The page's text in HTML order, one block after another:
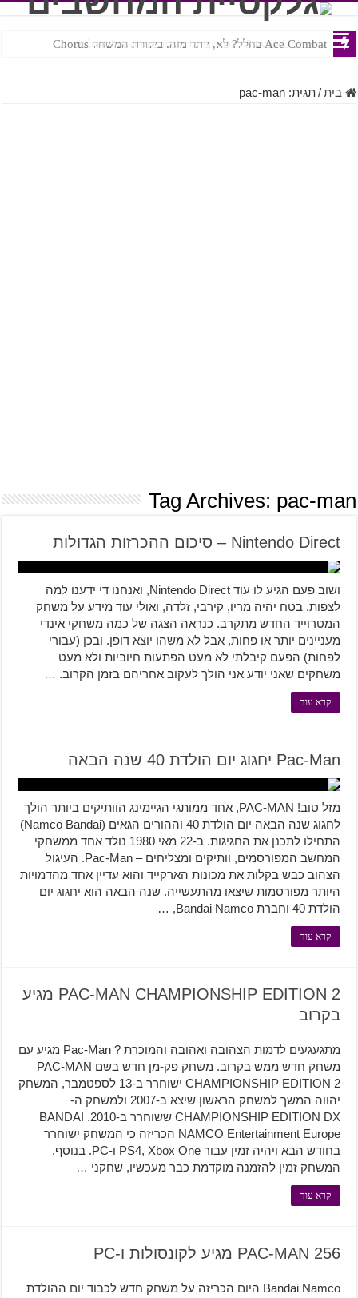
Ace Combat בחלל? לא, יותר מזה. ביקורת המשחק Chorus
Steven Universe והשירים שתורגמו בצורה נוראית לעברית
בית/תגית:pac-man
Tag Archives: pac-man
Nintendo Direct – סיכום ההכרזות הגדולות
ושוב פעם הגיע לו עוד Nintendo Direct, ואנחנו די ידענו למה
לצפות. בטח יהיה מריו, קירבי, זלדה, ואולי עוד מידע על משחק
המטרוייד החדש מתקרב. כנראה הצגה של כמה משחקי אינדי
מעניינים יותר או פחות, אבל לא משהו יוצא דופן. ובכן (עבורי
לפחות) הפעם קיבלתי לא מעט הפתעות חיוביות ולא מעט
משחקים שאני יודע אני הולך לעקוב אחריהם בזמן הקרוב. …
קרא עוד
Pac-Man יחגוג יום הולדת 40 שנה הבאה
מזל טוב! PAC-MAN, אחד ממותגי הגיימינג הוותיקים ביותר הולך
לחגוג שנה הבאה יום הולדת 40 וההורים הגאים (Namco Bandai)
התחילו לתכנן את החגיגות. ב-22 מאי 1980 נולד אחד ממשחקי
המחשב המפורסמים, וותיקים ומצליחים – Pac-Man. העיגול
הצהוב כבש בקלות את מכונות הארקייד והוא עדיין אחד מהדמויות
היותר מפורסמות שיצאו מהתעשייה. שנה הבאה הוא יחגוג יום
הולדת 40 וחברת Bandai Namco, …
קרא עוד
PAC-MAN CHAMPIONSHIP EDITION 2 מגיע
בקרוב
מתגעגעים לדמות הצהובה ואהובה והמוכרת ? Pac-Man מגיע עם
משחק חדש ממש בקרוב. משחק פק-מן חדש בשם PAC-MAN
CHAMPIONSHIP EDITION 2 ישוחרר ב-13 לספטמבר, המשחק
יהווה המשך למשחק הראשון שיצא ב-2007 ולמשחק ה-
CHAMPIONSHIP EDITION DX ששוחרר ב-2010. BANDAI
NAMCO Entertainment Europe הכריזה כי המשחק ישוחרר
בחודש הבא ויהיה זמין עבור PS4, Xbox One ו-PC. בנוסף,
המשחק זמין להזמנה מוקדמת כבר מעכשיו, שחקני …
קרא עוד
PAC-MAN 256 מגיע לקונסולות ו-PC
Bandai Namco היום הכריזה על משחק חדש לכבוד יום ההולדת